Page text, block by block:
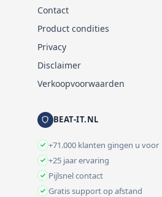
Contact
Product condities
Privacy
Disclaimer
Verkoopvoorwaarden
BEAT-IT.NL
+71.000 klanten gingen u voor
+25 jaar ervaring
Pijlsnel contact
Gratis support op afstand